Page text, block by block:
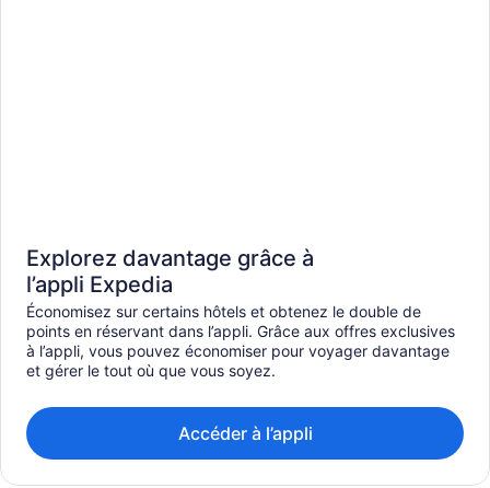
Explorez davantage grâce à
l’appli Expedia
Économisez sur certains hôtels et obtenez le double de
points en réservant dans l’appli. Grâce aux offres exclusives
à l’appli, vous pouvez économiser pour voyager davantage
et gérer le tout où que vous soyez.
Accéder à l’appli